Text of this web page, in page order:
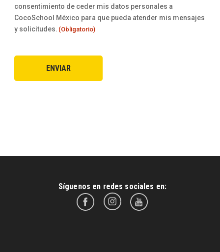
(Obligatorio)
consentimiento de ceder mis datos personales a
CocoSchool México para que pueda atender mis mensajes
y solicitudes. (Obligatorio)
Síguenos en redes sociales en: